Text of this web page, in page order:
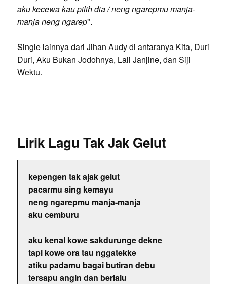
aku kecewa kau pilih dia / neng ngarepmu manja-
manja neng ngarep".
Single lainnya dari Jihan Audy di antaranya Kita, Duri
Duri, Aku Bukan Jodohnya, Lali Janjine, dan Siji
Wektu.
Lirik Lagu Tak Jak Gelut
kepengen tak ajak gelut
pacarmu sing kemayu
neng ngarepmu manja-manja
aku cemburu
aku kenal kowe sakdurunge dekne
tapi kowe ora tau nggatekke
atiku padamu bagai butiran debu
tersapu angin dan berlalu